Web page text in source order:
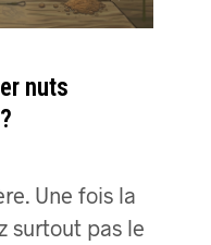
nuts
Une fois la
surtout pas le